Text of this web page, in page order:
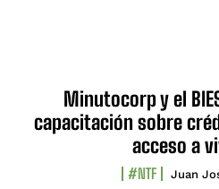
Minutocorp y el
capacitación sobre
acceso a
#NTF Juan